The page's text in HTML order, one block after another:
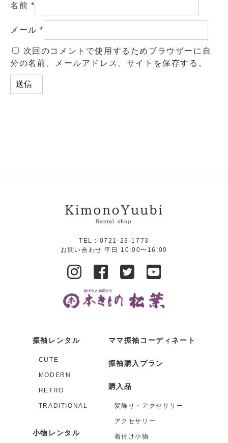
名前 *
メール*
次回のコメントで使用するためブラウザーに自
分の名前、メールアドレス、サイトを保存する。
TEL : 0721-23-1773
お問い合わせ 平日 10:00〜16:00
振袖レンタル
CUTE
MODERN
RETRO
TRADITIONAL
小物レンタル
ママ振袖コーディネート
振袖購入プラン
購入品
髪飾り・アクセサリー
アクセサリー
着付け小物